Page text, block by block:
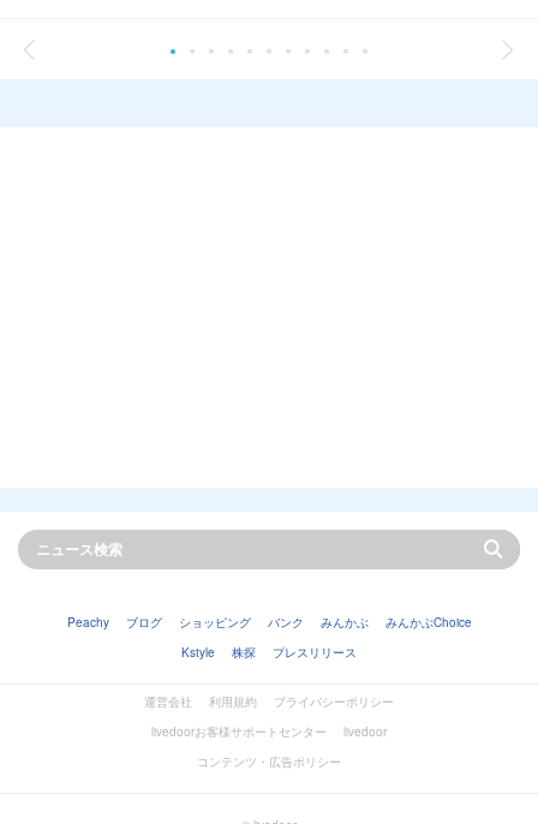
Peachy ブログ ショッピング バンク みんかぶ
みんかぶChoice
Kstyle
株探 プレスリリース
運営会社 利用規約
プライバシーポリシー
livedoorお客様サポートセンター
livedoor
コンテンツ・広告ポリシー